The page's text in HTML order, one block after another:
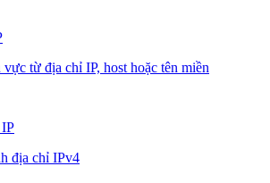
từ địa chỉ IP, host hoặc tên miền
địa chỉ IPv4